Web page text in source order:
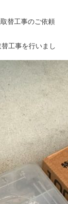
替工事のご依頼